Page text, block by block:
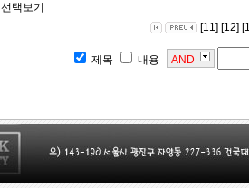
선택보기
[11] [12]
제목 내용 AND